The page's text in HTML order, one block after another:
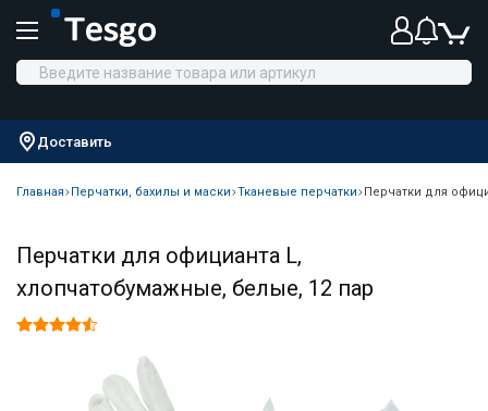
Доставить
Главная Перчатки, бахилы и маски Тканевые перчатки Перчатки для
Перчатки для официанта L,
хлопчатобумажные, белые, 12 пар